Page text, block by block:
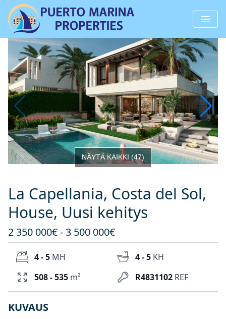
NÄYTÄ KAIKKI (47)
La Capellania, Costa del Sol,
House, Uusi kehitys
2 350 000€ - 3 500 000€
R4831102 REF
4 - 5 MH 4 - 5 KH
508 - 535 m²
KUVAUS